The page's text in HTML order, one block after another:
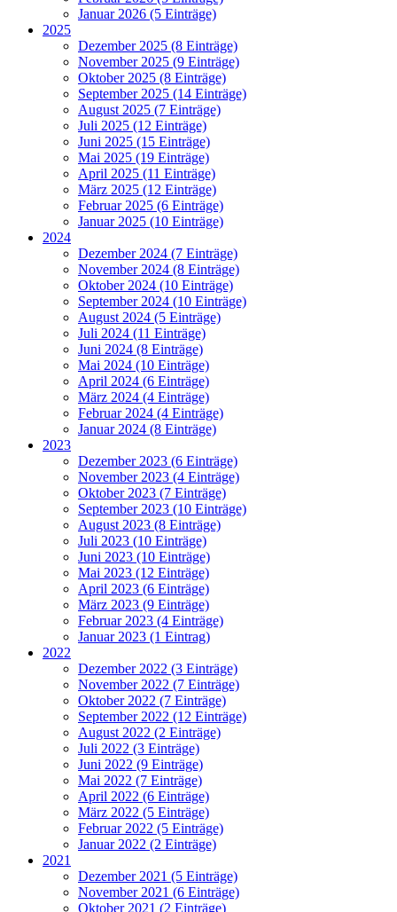
Januar 2026 (5 Einträge)
2025
Dezember 2025 (8 Einträge)
November 2025 (9 Einträge)
Oktober 2025 (8 Einträge)
September 2025 (14 Einträge)
August 2025 (7 Einträge)
Juli 2025 (12 Einträge)
Juni 2025 (15 Einträge)
Mai 2025 (19 Einträge)
April 2025 (11 Einträge)
März 2025 (12 Einträge)
Februar 2025 (6 Einträge)
Januar 2025 (10 Einträge)
2024
Dezember 2024 (7 Einträge)
November 2024 (8 Einträge)
Oktober 2024 (10 Einträge)
September 2024 (10 Einträge)
August 2024 (5 Einträge)
Juli 2024 (11 Einträge)
Juni 2024 (8 Einträge)
Mai 2024 (10 Einträge)
April 2024 (6 Einträge)
März 2024 (4 Einträge)
Februar 2024 (4 Einträge)
Januar 2024 (8 Einträge)
2023
Dezember 2023 (6 Einträge)
November 2023 (4 Einträge)
Oktober 2023 (7 Einträge)
September 2023 (10 Einträge)
August 2023 (8 Einträge)
Juli 2023 (10 Einträge)
Juni 2023 (10 Einträge)
Mai 2023 (12 Einträge)
April 2023 (6 Einträge)
März 2023 (9 Einträge)
Februar 2023 (4 Einträge)
Januar 2023 (1 Eintrag)
2022
Dezember 2022 (3 Einträge)
November 2022 (7 Einträge)
Oktober 2022 (7 Einträge)
September 2022 (12 Einträge)
August 2022 (2 Einträge)
Juli 2022 (3 Einträge)
Juni 2022 (9 Einträge)
Mai 2022 (7 Einträge)
April 2022 (6 Einträge)
März 2022 (5 Einträge)
Februar 2022 (5 Einträge)
Januar 2022 (2 Einträge)
2021
Dezember 2021 (5 Einträge)
November 2021 (6 Einträge)
Oktober 2021 (2 Einträge)